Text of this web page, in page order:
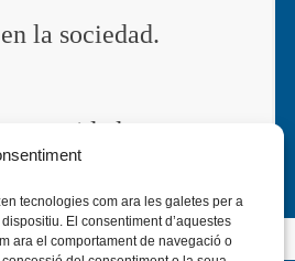
tecnologies com ara les galetes per a
El consentiment d’aquestes
ara el comportament de navegació o
la sociedad.
entidades.